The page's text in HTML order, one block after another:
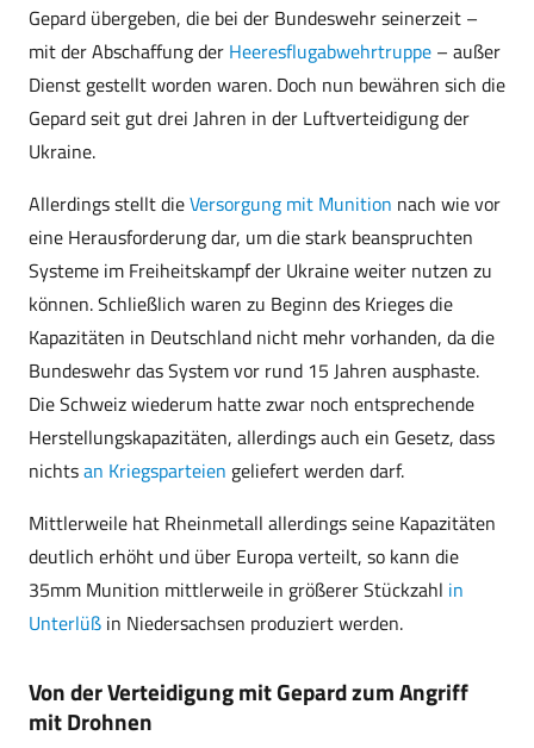
Gepard übergeben, die bei der Bundeswehr seinerzeit –
mit der Abschaffung der Heeresflugabwehrtruppe – außer
Dienst gestellt worden waren. Doch nun bewähren sich die
Gepard seit gut drei Jahren in der Luftverteidigung der
Ukraine.
Allerdings stellt dieVersorgung mit Munition nach wie vor
eine Herausforderung dar, um die stark beanspruchten
Systeme im Freiheitskampf der Ukraine weiter nutzen zu
können. Schließlich waren zu Beginn des Krieges die
Kapazitäten in Deutschland nicht mehr vorhanden, da die
Bundeswehr das System vor rund 15 Jahren ausphaste.
Die Schweiz wiederum hatte zwar noch entsprechende
Herstellungskapazitäten, allerdings auch ein Gesetz, dass
nichtsan Kriegsparteien geliefert werden darf.
Mittlerweile hat Rheinmetall allerdings seine Kapazitäten
deutlich erhöht und über Europa verteilt, so kann die
35mm Munition mittlerweile in größerer Stückzahl in
Unterlüß in Niedersachsen produziert werden.
Von der Verteidigung mit Gepard zum Angriff
mit Drohnen